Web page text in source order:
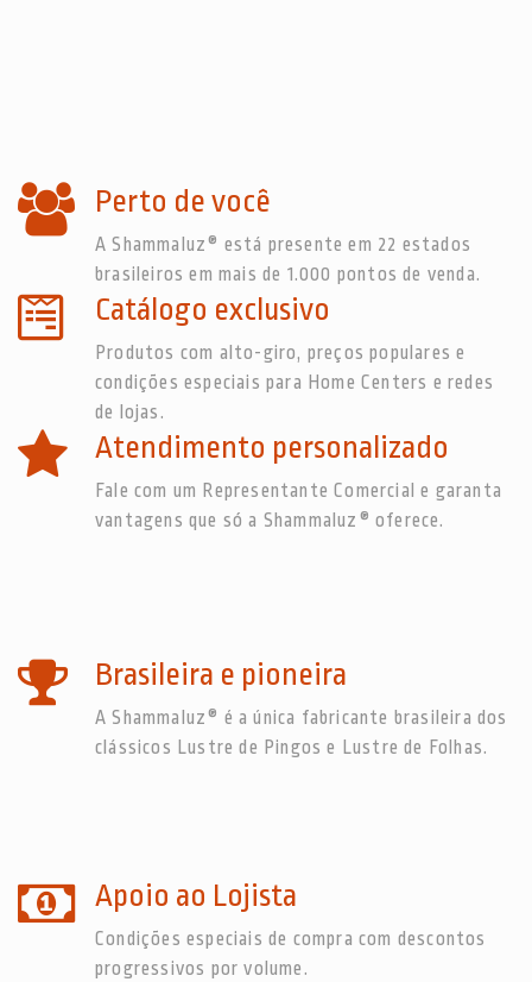
Perto de você
A Shammaluz® está presente em 22 estados
brasileiros em mais de 1.000 pontos de venda.
Catálogo exclusivo
Produtos com alto-giro, preços populares e
condições especiais para Home Centers e redes
de lojas.
Atendimento personalizado
Fale com um Representante Comercial e garanta
vantagens que só a Shammaluz® oferece.
Brasileira e pioneira
A Shammaluz® é a única fabricante brasileira dos
clássicos Lustre de Pingos e Lustre de Folhas.
Apoio ao Lojista
Condições especiais de compra com descontos
progressivos por volume.